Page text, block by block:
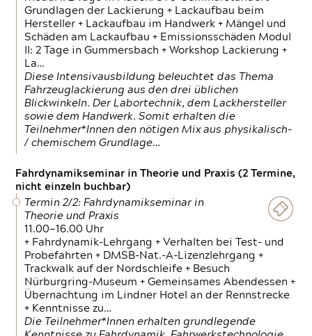
Grundlagen der Lackierung + Lackaufbau beim
Hersteller + Lackaufbau im Handwerk + Mängel und
Schäden am Lackaufbau + Emissionsschäden Modul
II: 2 Tage in Gummersbach + Workshop Lackierung +
La…
Diese Intensivausbildung beleuchtet das Thema
Fahrzeuglackierung aus den drei üblichen
Blickwinkeln. Der Labortechnik, dem Lackhersteller
sowie dem Handwerk. Somit erhalten die
Teilnehmer*Innen den nötigen Mix aus physikalisch-
/ chemischem Grundlage…
Fahrdynamikseminar in Theorie und Praxis (2 Termine,
nicht einzeln buchbar)
Termin 2/2: Fahrdynamikseminar in
Theorie und Praxis
11.00—16.00 Uhr
+ Fahrdynamik-Lehrgang + Verhalten bei Test- und
Probefahrten + DMSB-Nat.-A-Lizenzlehrgang +
Trackwalk auf der Nordschleife + Besuch
Nürburgring-Museum + Gemeinsames Abendessen +
Übernachtung im Lindner Hotel an der Rennstrecke
+ Kenntnisse zu…
Die Teilnehmer*Innen erhalten grundlegende